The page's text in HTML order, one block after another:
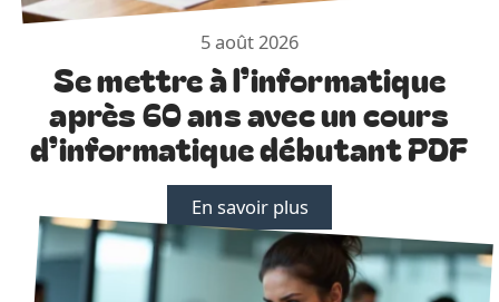
5 août 2026
Se mettre à l’informatique
après 60 ans avec un cours
d’informatique débutant PDF
En savoir plus